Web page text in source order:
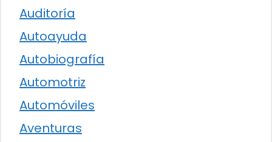
Auditoría
Autoayuda
Autobiografía
Automotriz
Automóviles
Aventuras